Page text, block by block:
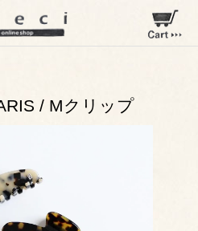
/ Mクリップ